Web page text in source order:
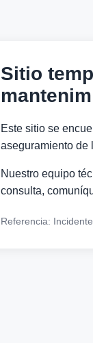
Sitio
Este sitio se
aseguramiento de
Nuestro equipo
consulta,
Referencia: